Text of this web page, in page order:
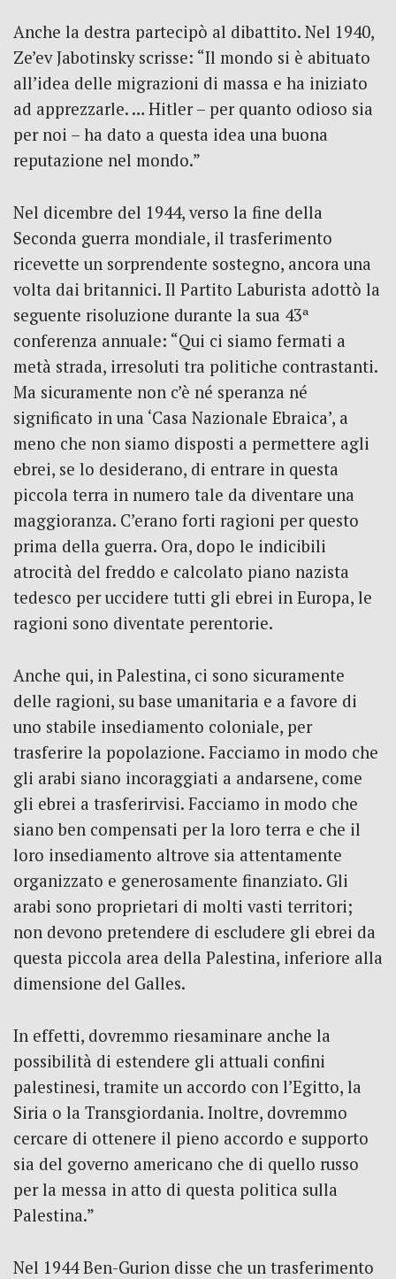
Anche la destra partecipò al dibattito. Nel 1940,
Ze’ev Jabotinsky scrisse: “Il mondo si è abituato
all’idea delle migrazioni di massa e ha iniziato
ad apprezzarle. … Hitler – per quanto odioso sia
per noi – ha dato a questa idea una buona
reputazione nel mondo.”
Nel dicembre del 1944, verso la fine della
Seconda guerra mondiale, il trasferimento
ricevette un sorprendente sostegno, ancora una
volta dai britannici. Il Partito Laburista adottò la
seguente risoluzione durante la sua 43ª
conferenza annuale: “Qui ci siamo fermati a
metà strada, irresoluti tra politiche contrastanti.
Ma sicuramente non c’è né speranza né
significato in una ‘Casa Nazionale Ebraica’, a
meno che non siamo disposti a permettere agli
ebrei, se lo desiderano, di entrare in questa
piccola terra in numero tale da diventare una
maggioranza. C’erano forti ragioni per questo
prima della guerra. Ora, dopo le indicibili
atrocità del freddo e calcolato piano nazista
tedesco per uccidere tutti gli ebrei in Europa, le
ragioni sono diventate perentorie.
Anche qui, in Palestina, ci sono sicuramente
delle ragioni, su base umanitaria e a favore di
uno stabile insediamento coloniale, per
trasferire la popolazione. Facciamo in modo che
gli arabi siano incoraggiati a andarsene, come
gli ebrei a trasferirvisi. Facciamo in modo che
siano ben compensati per la loro terra e che il
loro insediamento altrove sia attentamente
organizzato e generosamente finanziato. Gli
arabi sono proprietari di molti vasti territori;
non devono pretendere di escludere gli ebrei da
questa piccola area della Palestina, inferiore alla
dimensione del Galles.
In effetti, dovremmo riesaminare anche la
possibilità di estendere gli attuali confini
palestinesi, tramite un accordo con l’Egitto, la
Siria o la Transgiordania. Inoltre, dovremmo
cercare di ottenere il pieno accordo e supporto
sia del governo americano che di quello russo
per la messa in atto di questa politica sulla
Palestina.”
Nel 1944 Ben-Gurion disse che un trasferimento